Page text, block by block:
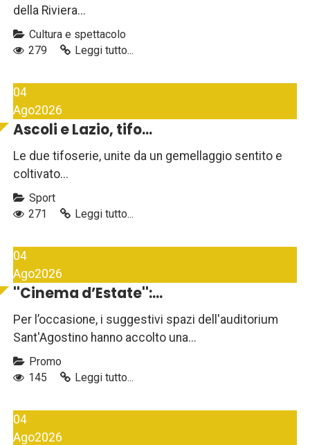
della Riviera...
Cultura e spettacolo
279
Leggi tutto...
04
Ago2026
Ascoli e Lazio, tifo...
Le due tifoserie, unite da un gemellaggio sentito e
coltivato...
Sport
271
Leggi tutto...
04
Ago2026
''Cinema d’Estate'':...
Per l’occasione, i suggestivi spazi dell'auditorium
Sant'Agostino hanno accolto una...
Promo
145
Leggi tutto...
04
Ago2026